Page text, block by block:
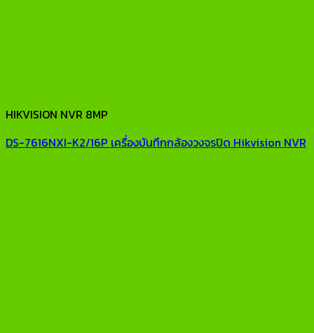
HIKVISION NVR 8MP
DS-7616NXI-K2/16P เครื่องบันทึกกล้องวงจรปิด Hikvision NVR